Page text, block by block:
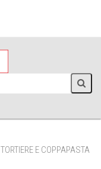
TORTIERE E COPPAPASTA